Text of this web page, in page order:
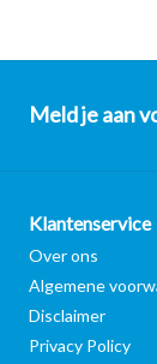
Meld je aan
Klantenservice
Over ons
Algemene
Disclaimer
Privacy Policy